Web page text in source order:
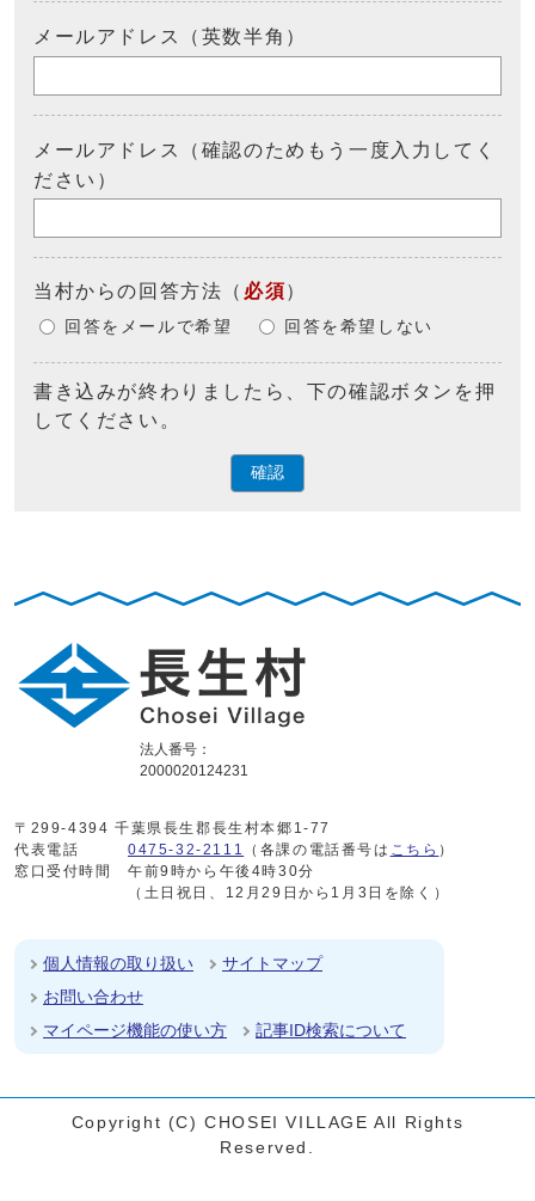
メールアドレス（英数半角）
メールアドレス（確認のためもう一度入力してく
ださい）
当村からの回答方法 （ 必須）
回答をメールで希望 回答を希望しない
書き込みが終わりましたら、下の確認ボタンを押
してください。
確認
法人番号：
2000020124231
〒299-4394 千葉県長生郡長生村本郷1-77
代表電話
0475-32-2111 （各課の電話番号は こちら ）
窓口受付時間
午前9時から午後4時30分
（土日祝日、12月29日から1月3日を除く）
個人情報の取り扱い
サイトマップ
お問い合わせ
マイページ機能の使い方
記事ID検索について
Copyright (C) CHOSEI VILLAGE All Rights
Reserved.